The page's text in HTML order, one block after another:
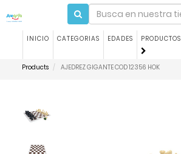
INICIO CATEGORIAS EDADES PRODUCTOS
Products AJEDREZ GIGANTE COD 12356 HOK